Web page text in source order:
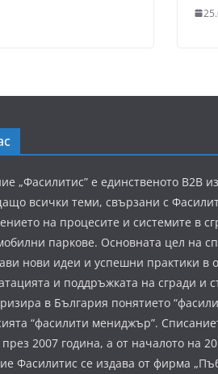
„Фасилитис” е единственото B2B
всички теми, свързани с
на процесите и системите в
паркове. Основната цел на
нови идеи и успешни практики в
и поддръжката на сгради и
в България понятието
“фасилити мениджър”.
2007 година, а от началото на
Фасилитис се издава от фирма